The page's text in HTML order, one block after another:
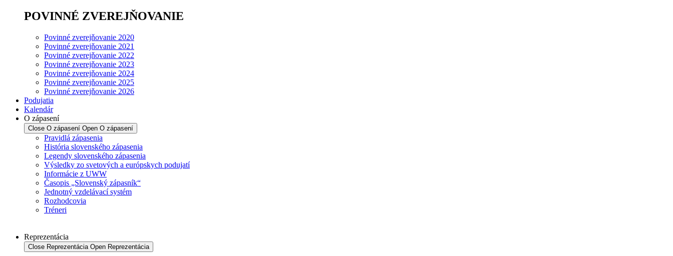
POVINNÉ ZVEREJŇOVANIE
Povinné zverejňovanie 2020
Povinné zverejňovanie 2021
Povinné zverejňovanie 2022
Povinné zverejňovanie 2023
Povinné zverejňovanie 2024
Povinné zverejňovanie 2025
Povinné zverejňovanie 2026
Podujatia
Kalendár
O zápasení
Close O zápasení Open O zápasení
Pravidlá zápasenia
História slovenského zápasenia
Legendy slovenského zápasenia
Výsledky zo svetových a európskych podujatí
Informácie z UWW
Časopis „Slovenský zápasník“
Jednotný vzdelávací systém
Rozhodcovia
Tréneri
Reprezentácia
Close Reprezentácia Open Reprezentácia